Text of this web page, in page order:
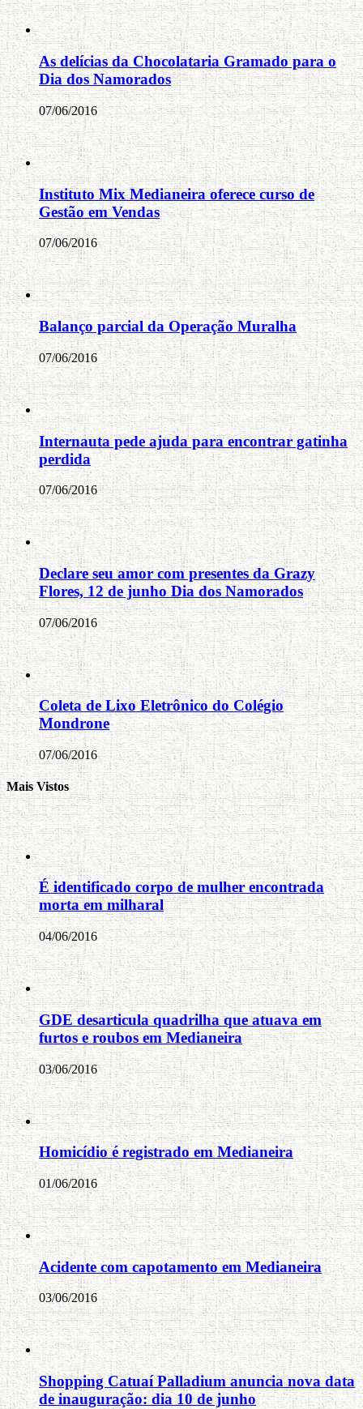
As delícias da Chocolataria Gramado para o
Dia dos Namorados
07/06/2016
Instituto Mix Medianeira oferece curso de
Gestão em Vendas
07/06/2016
Balanço parcial da Operação Muralha
07/06/2016
Internauta pede ajuda para encontrar gatinha
perdida
07/06/2016
Declare seu amor com presentes da Grazy
Flores, 12 de junho Dia dos Namorados
07/06/2016
Coleta de Lixo Eletrônico do Colégio
Mondrone
07/06/2016
Mais Vistos
É identificado corpo de mulher encontrada
morta em milharal
04/06/2016
GDE desarticula quadrilha que atuava em
furtos e roubos em Medianeira
03/06/2016
Homicídio é registrado em Medianeira
01/06/2016
Acidente com capotamento em Medianeira
03/06/2016
Shopping Catuaí Palladium anuncia nova data
de inauguração: dia 10 de junho